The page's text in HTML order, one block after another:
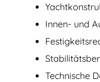
Innen- und
Technische